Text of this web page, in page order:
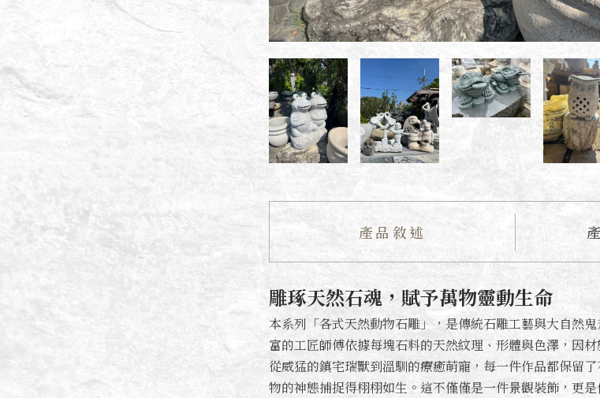
產品敘述
雕琢天然石魂，賦予萬物靈動生命
本系列「各式天然動物石雕」，是傳統石雕工藝與大自然
富的工匠師傅依據每塊石料的天然紋理、形體與色澤，因
從威猛的鎮宅瑞獸到溫馴的療癒萌寵，每一件作品都保留
物的神態捕捉得栩栩如生。這不僅僅是一件景觀裝飾，更